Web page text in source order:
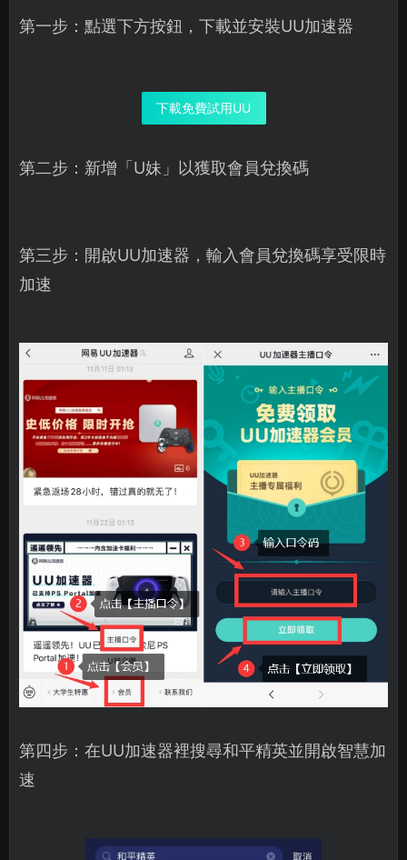
第一步：點選下方按鈕，下載並安裝UU加速器
下載免費試用UU
第二步：新增「U妹」以獲取會員兌換碼
第三步：開啟UU加速器，輸入會員兌換碼享受限時
加速
第四步：在UU加速器裡搜尋和平精英並開啟智慧加
速